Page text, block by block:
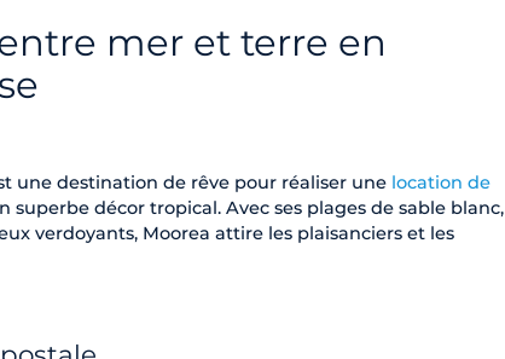
mer et terre en
une destination de rêve pour réaliser une location de
superbe décor tropical. Avec ses plages de sable blanc,
verdoyants, Moorea attire les plaisanciers et les